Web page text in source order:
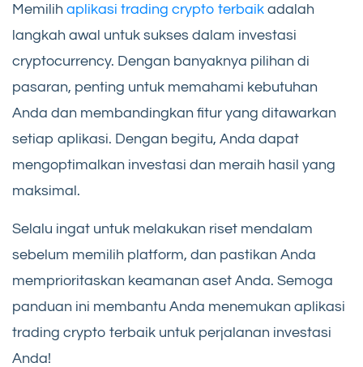
Memilih aplikasi trading crypto terbaik adalah
langkah awal untuk sukses dalam investasi
cryptocurrency. Dengan banyaknya pilihan di
pasaran, penting untuk memahami kebutuhan
Anda dan membandingkan fitur yang ditawarkan
setiap aplikasi. Dengan begitu, Anda dapat
mengoptimalkan investasi dan meraih hasil yang
maksimal.
Selalu ingat untuk melakukan riset mendalam
sebelum memilih platform, dan pastikan Anda
memprioritaskan keamanan aset Anda. Semoga
panduan ini membantu Anda menemukan aplikasi
trading crypto terbaik untuk perjalanan investasi
Anda!